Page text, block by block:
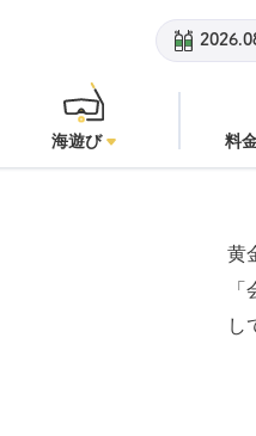
安良里ボート：ク
海遊び 料
黄
し